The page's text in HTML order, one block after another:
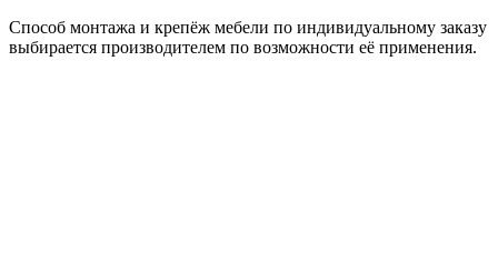
Способ монтажа и крепёж мебели по индивидуальному заказу
выбирается производителем по возможности её применения.